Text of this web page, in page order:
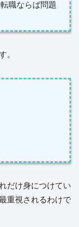
職ならば問題
。
だけ身につけてい
重視されるわけで